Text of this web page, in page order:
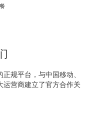
规平台，与中国移动、
运营商建立了官方合作关